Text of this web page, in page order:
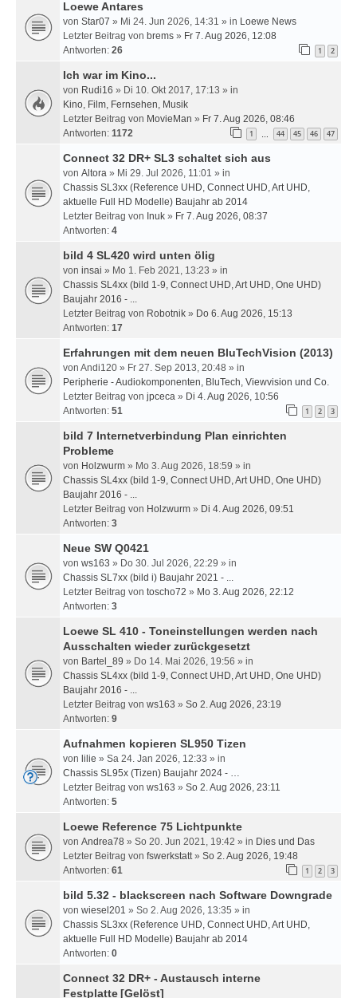
Loewe Antares
von Star07 » Mi 24. Jun 2026, 14:31 » in Loewe News
Letzter Beitrag von brems » Fr 7. Aug 2026, 12:08
Antworten: 26 1 2
Ich war im Kino...
von Rudi16 » Di 10. Okt 2017, 17:13 » in
Kino, Film, Fernsehen, Musik
Letzter Beitrag von MovieMan » Fr 7. Aug 2026, 08:46
Antworten: 1172 1 44 45 46 47
Connect 32 DR+ SL3 schaltet sich aus
von Altora » Mi 29. Jul 2026, 11:01 » in
Chassis SL3xx (Reference UHD, Connect UHD, Art UHD,
aktuelle Full HD Modelle) Baujahr ab 2014
Letzter Beitrag von Inuk » Fr 7. Aug 2026, 08:37
Antworten: 4
bild 4 SL420 wird unten ölig
von insai » Mo 1. Feb 2021, 13:23 » in
Chassis SL4xx (bild 1-9, Connect UHD, Art UHD, One UHD)
Baujahr 2016 - ...
Letzter Beitrag von Robotnik » Do 6. Aug 2026, 15:13
Antworten: 17
Erfahrungen mit dem neuen BluTechVision (2013)
von Andi120 » Fr 27. Sep 2013, 20:48 » in
Peripherie - Audiokomponenten, BluTech, Viewvision und Co.
Letzter Beitrag von jpceca » Di 4. Aug 2026, 10:56
Antworten: 51 1 2 3
bild 7 Internetverbindung Plan einrichten
Probleme
von Holzwurm » Mo 3. Aug 2026, 18:59 » in
Chassis SL4xx (bild 1-9, Connect UHD, Art UHD, One UHD)
Baujahr 2016 - ...
Letzter Beitrag von Holzwurm » Di 4. Aug 2026, 09:51
Antworten: 3
Neue SW Q0421
von ws163 » Do 30. Jul 2026, 22:29 » in
Chassis SL7xx (bild i) Baujahr 2021 - ...
Letzter Beitrag von toscho72 » Mo 3. Aug 2026, 22:12
Antworten: 3
Loewe SL 410 - Toneinstellungen werden nach
Ausschalten wieder zurückgesetzt
von Bartel_89 » Do 14. Mai 2026, 19:56 » in
Chassis SL4xx (bild 1-9, Connect UHD, Art UHD, One UHD)
Baujahr 2016 - ...
Letzter Beitrag von ws163 » So 2. Aug 2026, 23:19
Antworten: 9
Aufnahmen kopieren SL950 Tizen
von lilie » Sa 24. Jan 2026, 12:33 » in
Chassis SL95x (Tizen) Baujahr 2024 - …
Letzter Beitrag von ws163 » So 2. Aug 2026, 23:11
Antworten: 5
Loewe Reference 75 Lichtpunkte
von Andrea78 » So 20. Jun 2021, 19:42 » in Dies und Das
Letzter Beitrag von fswerkstatt» So 2. Aug 2026, 19:48
Antworten: 61 1 2 3
bild 5.32 - blackscreen nach Software Downgrade
von wiesel201 » So 2. Aug 2026, 13:35 » in
Chassis SL3xx (Reference UHD, Connect UHD, Art UHD,
aktuelle Full HD Modelle) Baujahr ab 2014
Antworten: 0
Connect 32 DR+ - Austausch interne
Festplatte[Gelöst]